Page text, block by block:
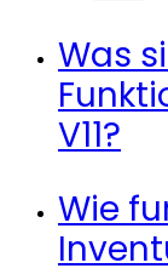
Was
V11?
Wie